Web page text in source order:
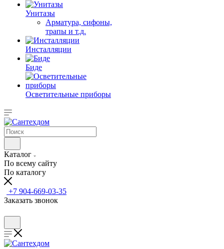
Унитазы
Арматура, сифоны,
трапы и т.д.
Инсталляции
Биде
Осветительные приборы
Каталог
По всему сайту
По каталогу
+7 904-669-03-35
Заказать звонок